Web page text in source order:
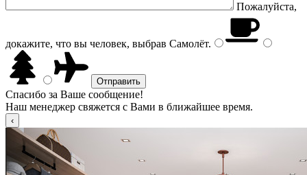
Пожалуйста,
докажите, что вы человек, выбрав Самолёт.
Спасибо за Ваше сообщение!
Наш менеджер свяжется с Вами в ближайшее время.